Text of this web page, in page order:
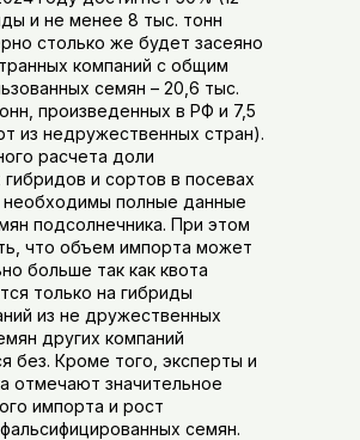
и не менее 8 тыс. тонн
столько же будет засеяно
компаний с общим
семян – 20,6 тыс.
произведенных в РФ и 7,5
из недружественных стран).
расчета доли
и сортов в посевах
необходимы полные данные
подсолнечника. При этом
что объем импорта может
больше так как квота
только на гибриды
из не дружественных
других компаний
без. Кроме того, эксперты и
отмечают значительное
импорта и рост
семян.